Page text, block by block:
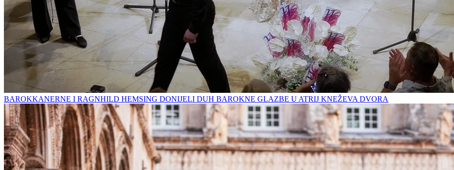
BAROKKANERNE I RAGNHILD HEMSING DONIJELI DUH BAROKNE GLAZBE U ATRIJ KNEŽEVA DVORA